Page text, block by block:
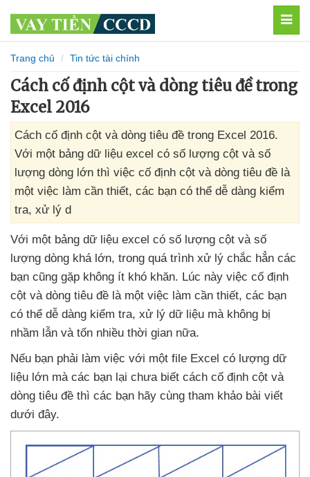
Trang chủ Tin tức tài chính
Cách cố định cột và dòng tiêu đề trong
Excel 2016
Cách cố định cột và dòng tiêu đề trong Excel 2016.
Với một bảng dữ liệu excel có số lượng cột và số
lượng dòng lớn thì việc cố định cột và dòng tiêu đề là
một việc làm cần thiết, các bạn có thể dễ dàng kiểm
tra, xử lý d
Với một bảng dữ liệu excel có số lượng cột và số
lượng dòng khá lớn, trong quá trình xử lý chắc hẳn các
bạn cũng gặp không ít khó khăn. Lúc này việc cố định
cột và dòng tiêu đề là một việc làm cần thiết, các bạn
có thể dễ dàng kiểm tra, xử lý dữ liệu mà không bị
nhầm lẫn và tốn nhiều thời gian nữa.
Nếu bạn phải làm việc với một file Excel có lượng dữ
liệu lớn mà các bạn lại chưa biết cách cố định cột và
dòng tiêu đề thì các bạn hãy cùng tham khảo bài viết
dưới đây.